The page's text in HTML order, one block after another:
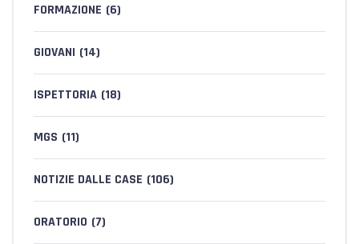
FORMAZIONE (6)
GIOVANI (14)
ISPETTORIA (18)
MGS (11)
NOTIZIE DALLE CASE (106)
ORATORIO (7)